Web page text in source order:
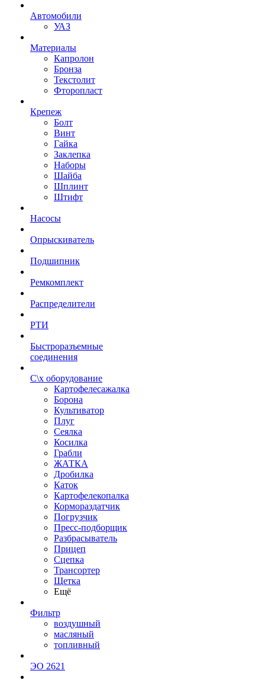
Автомобили
УАЗ
Материалы
Капролон
Бронза
Текстолит
Фторопласт
Крепеж
Болт
Винт
Гайка
Заклепка
Наборы
Шайба
Шплинт
Штифт
Насосы
Опрыскиватель
Подшипник
Ремкомплект
Распределители
РТИ
Быстроразъемные
соединения
С\х оборудование
Картофелесажалка
Борона
Культиватор
Плуг
Сеялка
Косилка
Грабли
ЖАТКА
Дробилка
Каток
Картофелекопалка
Кормораздатчик
Погрузчик
Пресс-подборщик
Разбрасыватель
Прицеп
Сцепка
Трансортер
Щетка
Ещё
Фильтр
воздушный
масляный
топливный
ЭО 2621